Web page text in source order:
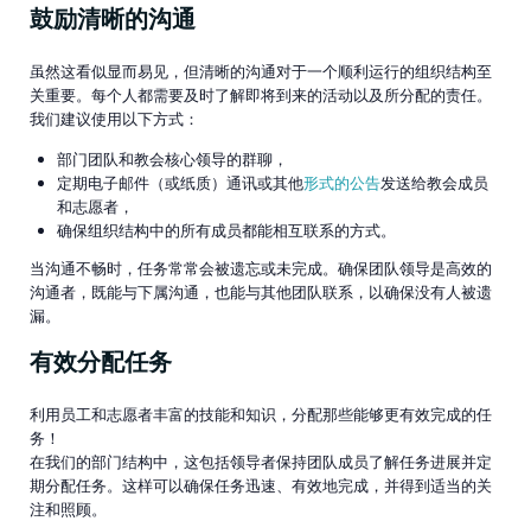
鼓励清晰的沟通
虽然这看似显而易见，但清晰的沟通对于一个顺利运行的组织结构至
关重要。每个人都需要及时了解即将到来的活动以及所分配的责任。
我们建议使用以下方式：
部门团队和教会核心领导的群聊，
定期电子邮件（或纸质）通讯或其他形式的公告发送给教会成员
和志愿者，
确保组织结构中的所有成员都能相互联系的方式。
当沟通不畅时，任务常常会被遗忘或未完成。确保团队领导是高效的
沟通者，既能与下属沟通，也能与其他团队联系，以确保没有人被遗
漏。
有效分配任务
利用员工和志愿者丰富的技能和知识，分配那些能够更有效完成的任
务！
在我们的部门结构中，这包括领导者保持团队成员了解任务进展并定
期分配任务。这样可以确保任务迅速、有效地完成，并得到适当的关
注和照顾。